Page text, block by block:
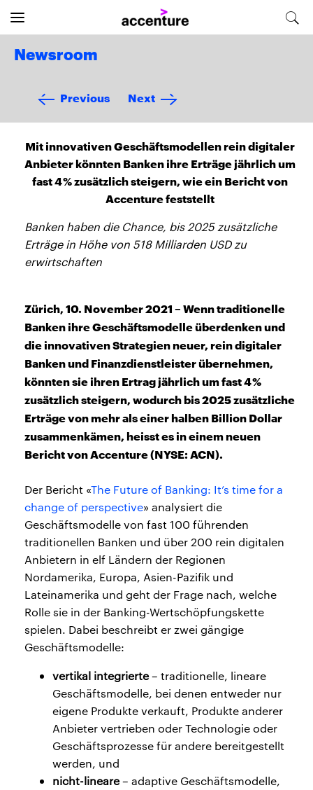
Newsroom
Previous Next
Mit innovativen Geschäftsmodellen rein digitaler
Anbieter könnten Banken ihre Erträge jährlich um
fast 4 % zusätzlich steigern, wie ein Bericht von
Accenture feststellt
Banken haben die Chance, bis 2025 zusätzliche
Erträge in Höhe von 518 Milliarden USD zu
erwirtschaften
Zürich, 10. November 2021 – Wenn traditionelle
Banken ihre Geschäftsmodelle überdenken und
die innovativen Strategien neuer, rein digitaler
Banken und Finanzdienstleister übernehmen,
könnten sie ihren Ertrag jährlich um fast 4 %
zusätzlich steigern, wodurch bis 2025 zusätzliche
Erträge von mehr als einer halben Billion Dollar
zusammenkämen, heisst es in einem neuen
Bericht von Accenture (NYSE: ACN).
Der Bericht «The Future of Banking: It’s time for a
change of perspective» analysiert die
Geschäftsmodelle von fast 100 führenden
traditionellen Banken und über 200 rein digitalen
Anbietern in elf Ländern der Regionen
Nordamerika, Europa, Asien-Pazifik und
Lateinamerika und geht der Frage nach, welche
Rolle sie in der Banking-Wertschöpfungskette
spielen. Dabei beschreibt er zwei gängige
Geschäftsmodelle:
vertikal integrierte– traditionelle, lineare
Geschäftsmodelle, bei denen entweder nur
eigene Produkte verkauft, Produkte anderer
Anbieter vertrieben oder Technologie oder
Geschäftsprozesse für andere bereitgestellt
werden, und
nicht-lineare– adaptive Geschäftsmodelle,